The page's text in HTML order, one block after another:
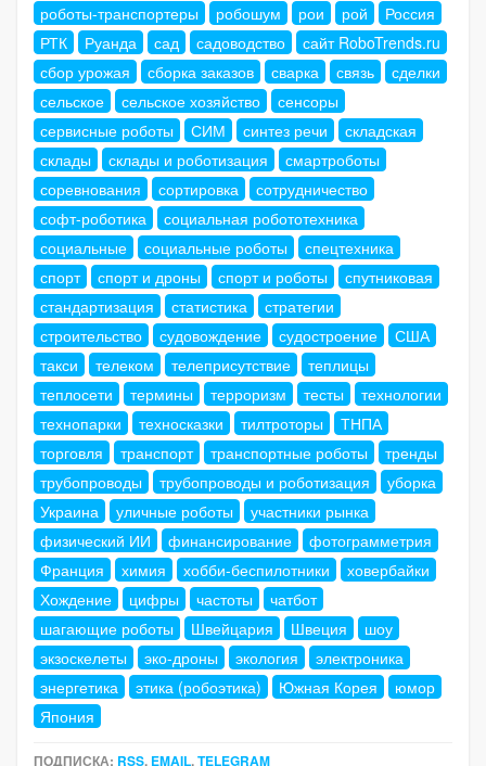
роботы-транспортеры
робошум рои рой
Россия
РТК
Руанда сад садоводство
сайт RoboTrends.ru
сбор урожая
сборка заказов сварка связь
сделки
сельское
сельское хозяйство
сенсоры
сервисные роботы
СИМ синтез речи
складская
склады
склады и роботизация
смартроботы
соревнования
сортировка
сотрудничество
софт-роботика
социальная робототехника
социальные
социальные роботы
спецтехника
спорт
спорт и дроны спорт и роботы
спутниковая
стандартизация
статистика
стратегии
строительство
судовождение судостроение
США
такси
телеком телеприсутствие
теплицы
теплосети
термины терроризм тесты
технологии
технопарки
техносказки тилтроторы
ТНПА
торговля
транспорт транспортные роботы
тренды
трубопроводы
трубопроводы и роботизация
уборка
Украина
уличные роботы
участники рынка
физический ИИ
финансирование
фотограмметрия
Франция
химия хобби-беспилотники
ховербайки
Хождение
цифры частоты
чатбот
шагающие роботы
Швейцария Швеция
шоу
экзоскелеты
эко-дроны экология
электроника
энергетика
этика (робоэтика) Южная Корея
юмор
Япония
ПОДПИСКА: RSS, EMAIL,TELEGRAM